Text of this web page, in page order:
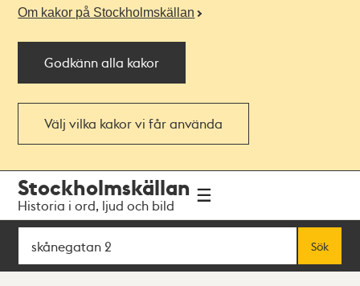
Om kakor på Stockholmskällan
Godkänn alla kakor
Välj vilka kakor vi får använda
navigationen
huvudinnehållet
Stockholmskällan
Historia i ord, ljud och bild
Sök
Sök